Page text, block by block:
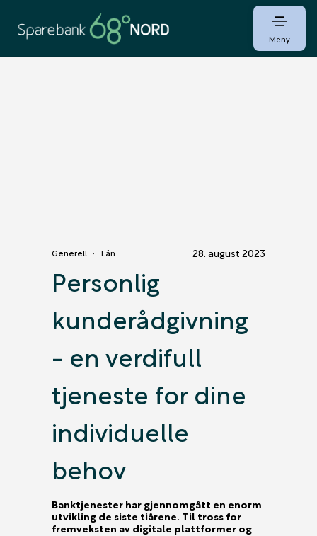
Meny
Generell Lån
Personlig
kunderådgivning
- en verdifull
tjeneste for dine
individuelle
behov
28. august 2023
Banktjenester har gjennomgått en enorm
utvikling de siste tiårene. Til tross for
fremveksten av digitale plattformer og